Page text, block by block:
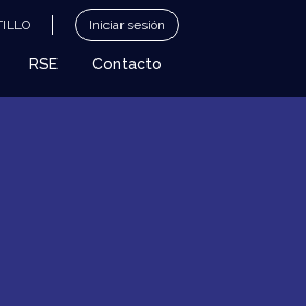
Iniciar sesión
RSE Contacto